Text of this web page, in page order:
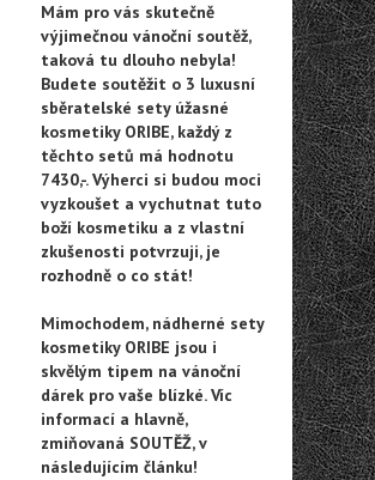
Mám pro vás skutečně
výjimečnou vánoční soutěž,
taková tu dlouho nebyla!
Budete soutěžit o 3 luxusní
sběratelské sety úžasné
kosmetiky ORIBE, každý z
těchto setů má hodnotu
7430,-. Výherci si budou moci
vyzkoušet a vychutnat tuto
boží kosmetiku a z vlastní
zkušenosti potvrzuji, je
rozhodně o co stát!
Mimochodem, nádherné sety
kosmetiky ORIBE jsou i
skvělým tipem na vánoční
dárek pro vaše blízké. Víc
informací a hlavně,
zmiňovaná SOUTĚŽ, v
následujícím článku!